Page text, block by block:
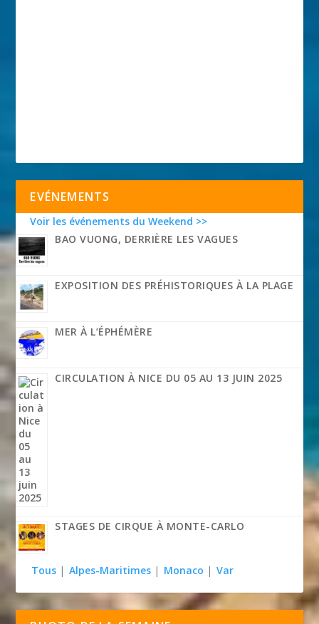
EVÉNEMENTS
Voir les événements du Weekend >>
BAO VUONG, DERRIÈRE LES VAGUES
EXPOSITION DES PRÉHISTORIQUES À LA PLAGE
MER À L’ÉPHÉMÈRE
CIRCULATION À NICE DU 05 AU 13 JUIN 2025
STAGES DE CIRQUE À MONTE-CARLO
Tous | Alpes-Maritimes | Monaco | Var